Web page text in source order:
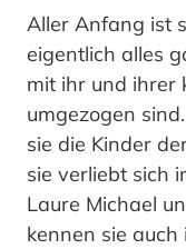
Aller Anfang ist
eigentlich alles
mit ihr und ihrer
umgezogen
sie die Kinder
sie verliebt sich
Laure Michael
kennen sie